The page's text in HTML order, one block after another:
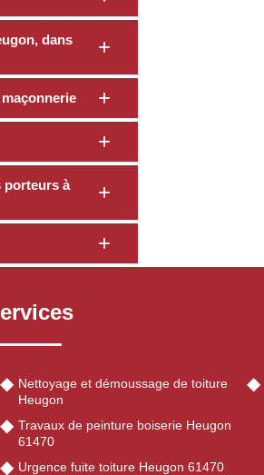
dans
porteurs à
Nettoyage et démoussage de toiture
Heugon
Travaux de peinture boiserie Heugon
61470
Urgence fuite toiture Heugon 61470